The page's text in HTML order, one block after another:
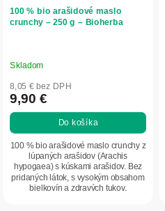
100 % bio arašidové maslo
crunchy – 250 g – Bioherba
Skladom
8,05 € bez DPH
9,90 €
Do košíka
100 % bio arašidové maslo crunchy z
lúpaných arašidov (Arachis
hypogaea) s kúskami arašidov. Bez
pridaných látok, s vysokým obsahom
bielkovín a zdravých tukov.